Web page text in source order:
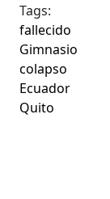
Tags:
fallecido
Gimnasio
colapso
Ecuador
Quito